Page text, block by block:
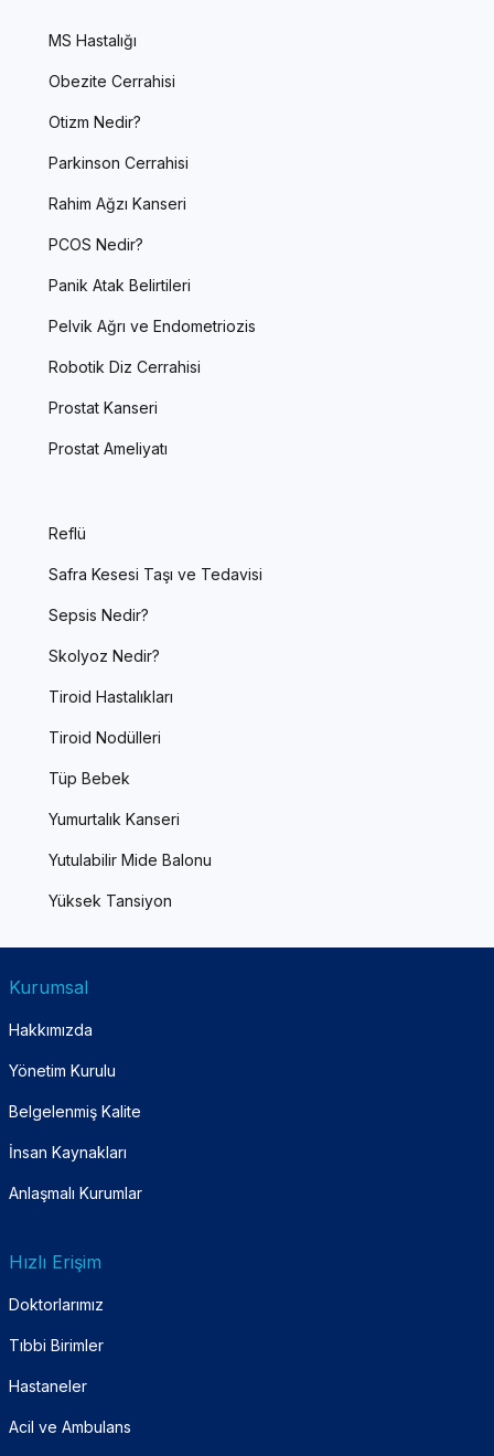
MS Hastalığı
Obezite Cerrahisi
Otizm Nedir?
Parkinson Cerrahisi
Rahim Ağzı Kanseri
PCOS Nedir?
Panik Atak Belirtileri
Pelvik Ağrı ve Endometriozis
Robotik Diz Cerrahisi
Prostat Kanseri
Prostat Ameliyatı
Reflü
Safra Kesesi Taşı ve Tedavisi
Sepsis Nedir?
Skolyoz Nedir?
Tiroid Hastalıkları
Tiroid Nodülleri
Tüp Bebek
Yumurtalık Kanseri
Yutulabilir Mide Balonu
Yüksek Tansiyon
Kurumsal
Hakkımızda
Yönetim Kurulu
Belgelenmiş Kalite
İnsan Kaynakları
Anlaşmalı Kurumlar
Hızlı Erişim
Doktorlarımız
Tıbbi Birimler
Hastaneler
Acil ve Ambulans